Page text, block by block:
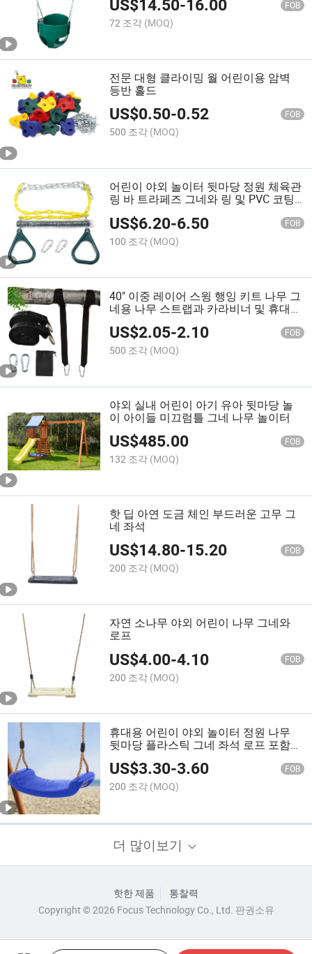
US$14.50-16.00 FOB
72 조각 (MOQ)
전문 대형 클라이밍 월 어린이용 암벽
등반 홀드
US$0.50-0.52 FOB
500 조각 (MOQ)
어린이 야외 놀이터 뒷마당 정원 체육관
링 바 트라페즈 그네와 링 및 PVC 코팅
US$6.20-6.50 FOB
100 조각 (MOQ)
40" 이중 레이어 스윙 행잉 키트 나무 그
네용 나무 스트랩과 카라비너 및 휴대용
US$2.05-2.10 FOB
500 조각 (MOQ)
야외 실내 어린이 아기 유아 뒷마당 놀
이 아이들 미끄럼틀 그네 나무 놀이터
US$485.00 FOB
132 조각 (MOQ)
핫 딥 아연 도금 체인 부드러운 고무 그
네 좌석
US$14.80-15.20 FOB
200 조각 (MOQ)
자연 소나무 야외 어린이 나무 그네와
로프
US$4.00-4.10 FOB
200 조각 (MOQ)
휴대용 어린이 야외 놀이터 정원 나무
뒷마당 플라스틱 그네 좌석 로프 포함
En71
US$3.30-3.60 FOB
200 조각 (MOQ)
더 많이보기
핫한 제품
통찰력
Copyright © 2026 Focus Technology Co., Ltd. 판권소유